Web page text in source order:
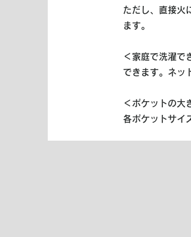
ただし、直接火
ます。
＜家庭で洗濯で
できます。ネッ
＜ポケットの大
各ポケットサイ